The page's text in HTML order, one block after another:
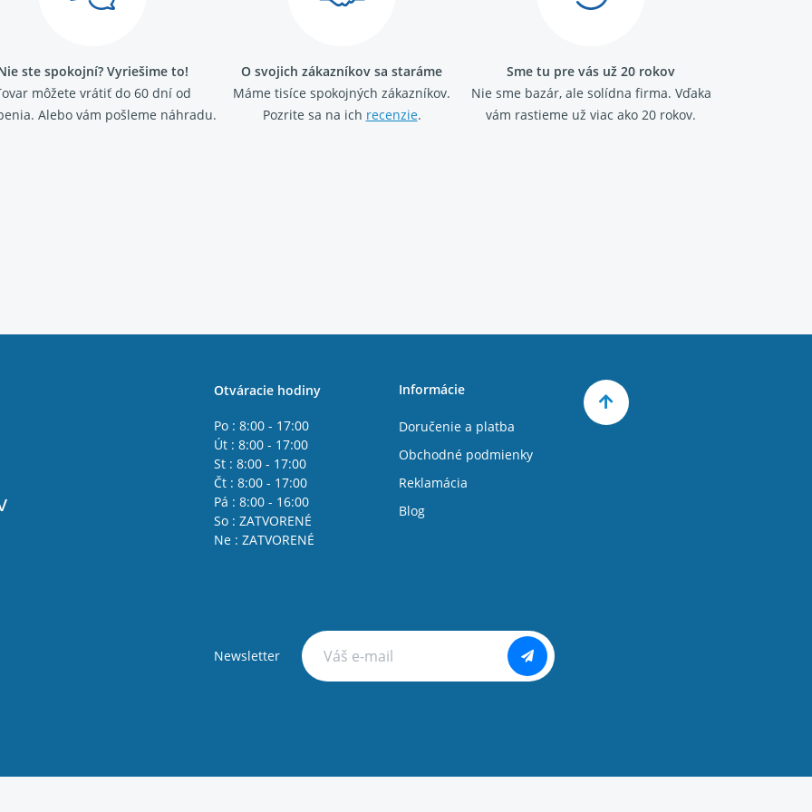
ste spokojní? Vyriešime to!
môžete vrátiť do 60 dní od
Alebo vám pošleme náhradu.
O svojich zákazníkov sa staráme
Máme tisíce spokojných zákazníkov.
Pozrite sa na ich recenzie.
Sme tu pre vás už 20 rokov
Nie sme bazár, ale solídna firma. Vďaka
vám rastieme už viac ako 20 rokov.
Otváracie hodiny
Po : 8:00 - 17:00
Út : 8:00 - 17:00
St : 8:00 - 17:00
Čt : 8:00 - 17:00
Pá : 8:00 - 16:00
So : ZATVORENÉ
Ne : ZATVORENÉ
Informácie
Doručenie a platba
Obchodné podmienky
Reklamácia
Blog
Newsletter